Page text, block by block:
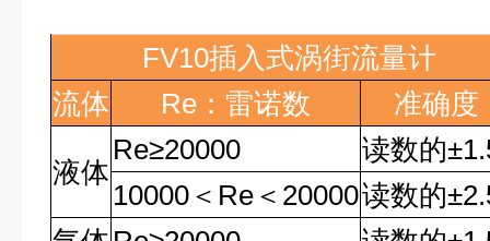
FV10插入式涡街流量计
流体
Re ：雷诺数 准确度
液体
Re≥20000 读数的
10000 ＜ Re ＜ 20000读数的